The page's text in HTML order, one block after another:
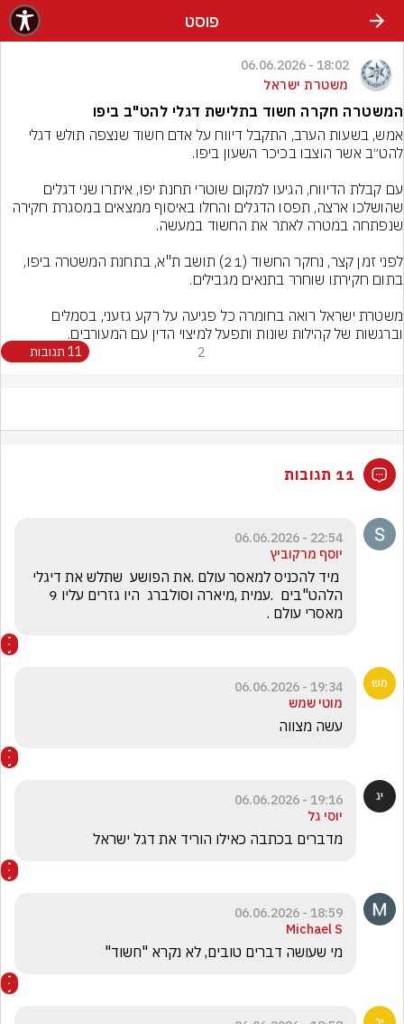
פוסט
18:02 - 06.06.2026
משטרת ישראל
המשטרה חקרה חשוד בתלישת דגלי להט"ב ביפו
וברגשות של קהילות שונות ותפעל למיצוי הדין עם המעורבים.
2 11 תגובות
11 תגובות
22:54 - 06.06.2026
יוסף מרקוביץ
מאסרי עולם .
19:34 - 06.06.2026
מוטי שמש
עשה מצווה
19:16 - 06.06.2026
יוסי גל
מדברים בכתבה כאילו הוריד את דגל ישראל
18:59 - 06.06.2026
Michael S
מי שעושה דברים טובים, לא נקרא "חשוד"